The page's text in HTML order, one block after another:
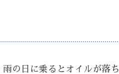
の日に乗るとオイルが落ち